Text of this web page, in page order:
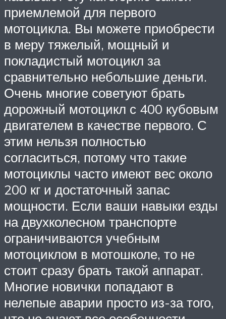
приемлемой для первого
мотоцикла. Вы можете приобрести
в меру тяжелый, мощный и
покладистый мотоцикл за
сравнительно небольшие деньги.
Очень многие советуют брать
дорожный мотоцикл с 400 кубовым
двигателем в качестве первого. С
этим нельзя полностью
согласиться, потому что такие
мотоциклы часто имеют вес около
200 кг и достаточный запас
мощности. Если ваши навыки езды
на двухколесном транспорте
ограничиваются учебным
мотоциклом в мотошколе, то не
стоит сразу брать такой аппарат.
Многие новички попадают в
нелепые аварии просто из-за того,